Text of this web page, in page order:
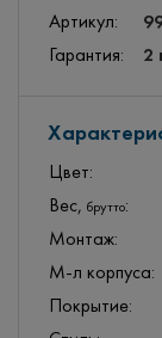
Артикул:
Гарантия: 2
Цвет:
Вес, брутто:
Монтаж:
М-л корпуса:
Покрытие: